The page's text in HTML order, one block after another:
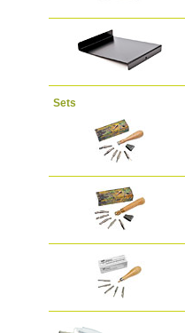
Sets